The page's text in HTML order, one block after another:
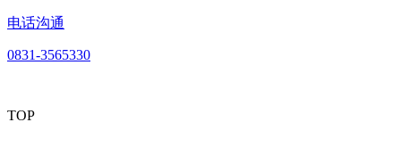
电话沟通
0831-3565330
TOP